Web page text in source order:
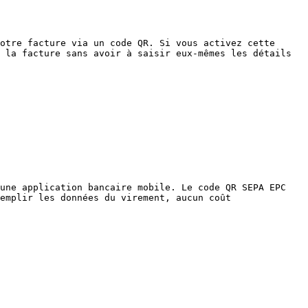
facture via un code QR. Si vous activez cette
la facture sans avoir à saisir eux-mêmes les détails
bancaire mobile. Le code QR SEPA EPC
les données du virement, aucun coût